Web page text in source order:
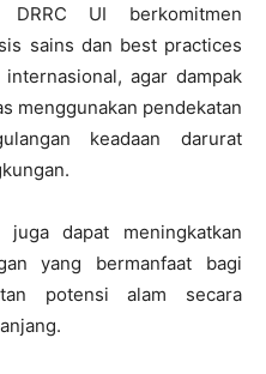
DRRC UI berkomitmen
sains dan best practices
agar dampak
menggunakan pendekatan
keadaan darurat
dapat meningkatkan
yang bermanfaat bagi
potensi alam secara